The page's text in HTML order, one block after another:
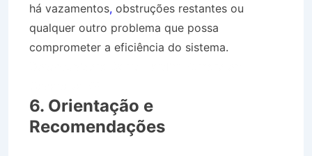
há vazamentos, obstruções restantes ou
qualquer outro problema que possa
comprometer a eficiência do sistema.
6. Orientação e
Recomendações